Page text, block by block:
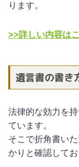
ります。
>>詳しい内容は
遺言書の書き
法律的な効力を
ています。
そこで折角書い
かりと確認してお